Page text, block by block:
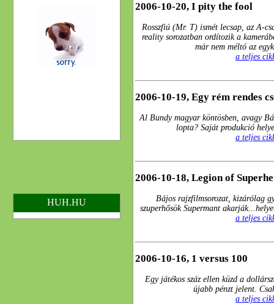
2006-10-20, I pity the fool
Rosszfiú (Mr. T) ismét lecsap, az A-
reality sorozatban ordítozik a
már nem méltó az
a teljes
2006-10-19, Egy rém rendes
Al Bundy magyar köntösben, avagy
lopta? Saját produkció
a teljes
2006-10-18, Legion of
Bájos rajzfilmsorozat, kizárólag
szuperhősök Supermant
a teljes
2006-10-16, 1 versus 100
Egy játékos száz ellen küzd a
újabb pénzt jelent.
a teljes
HUH.HU